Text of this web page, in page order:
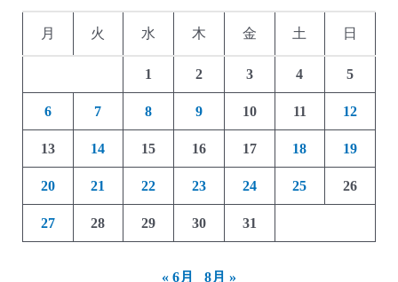
月 火 水 木 金 土 日
1 2 3 4 5
6 7 8 9 10 11 12
13 14 15 16 17 18 19
20 21 22 23 24 25 26
27 28 29 30 31
« 6月 8月 »